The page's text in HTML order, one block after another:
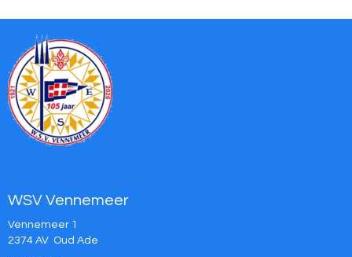
WSV Vennemeer
Vennemeer 1
2374 AV Oud Ade